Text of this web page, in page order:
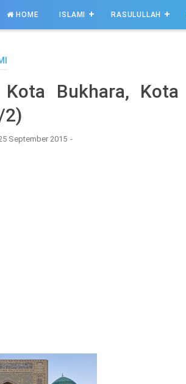
HOME ISLAMI RASULULLAH
Kota Bukhara,
2)
September 2015